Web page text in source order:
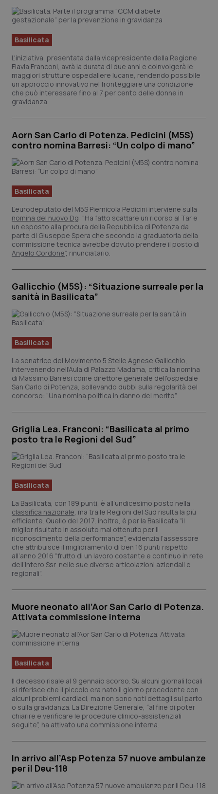
Basilicata
L'iniziativa, presentata dalla vicepresidente della Regione
Flavia Franconi, avrà la durata di due anni e coinvolgerà le
maggiori strutture ospedaliere lucane, rendendo possibile
un approccio innovativo nel fronteggiare una condizione
che può interessare fino al 7 per cento delle donne in
gravidanza.
Aorn San Carlo di Potenza. Pedicini (M5S)
contro nomina Barresi: “Un colpo di mano”
Basilicata
L’eurodeputato del M5S Piernicola Pedicini interviene sulla
nomina del nuovo Dg: “Ha fatto scattare un ricorso al Tar e
un esposto alla procura della Repubblica di Potenza da
parte di Giuseppe Spera che secondo la graduatoria della
commissione tecnica avrebbe dovuto prendere il posto di
Angelo Cordone”, rinunciatario.
Gallicchio (M5S): “Situazione surreale per la
sanità in Basilicata”
Basilicata
La senatrice del Movimento 5 Stelle Agnese Gallicchio,
intervenendo nell'Aula di Palazzo Madama, critica la nomina
di Massimo Barresi come direttore generale dell'ospedale
San Carlo di Potenza, sollevando dubbi sulla regolarità del
concorso: “Una nomina politica in danno del merito”.
Griglia Lea. Franconi: “Basilicata al primo
posto tra le Regioni del Sud”
Basilicata
La Basilicata, con 189 punti, è all’undicesimo posto nella
classifica nazionale, ma tra le Regioni del Sud risulta la più
efficiente. Quello del 2017, inoltre, è per la Basilicata “il
miglior risultato in assoluto mai ottenuto per il
riconoscimento della performance”, evidenzia l’assessore
che attribuisce il miglioramento di ben 16 punti rispetto
all’anno 2016 “frutto di un lavoro costante e continuo in rete
dell’intero Ssr nelle sue diverse articolazioni aziendali e
regionali”.
Muore neonato all’Aor San Carlo di Potenza.
Attivata commissione interna
Basilicata
Il decesso risale al 9 gennaio scorso. Su alcuni giornali locali
si riferisce che il piccolo era nato il giorno precedente con
alcuni problemi cardiaci, ma non sono noti dettagli sul parto
o sulla gravidanza. La Direzione Generale, “al fine di poter
chiarire e verificare le procedure clinico-assistenziali
seguite”, ha attivato una commissione interna.
In arrivo all’Asp Potenza 57 nuove ambulanze
per il Deu-118